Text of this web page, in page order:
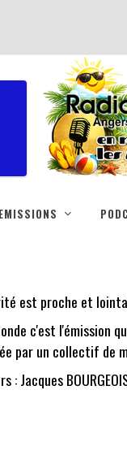
EMISSIONS
est proche et
c'est l'émission
par un collectif de
: Jacques